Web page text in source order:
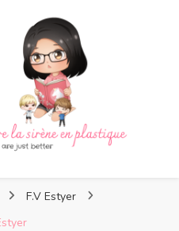
derrière la
plastique
plastique
F.V Estyer